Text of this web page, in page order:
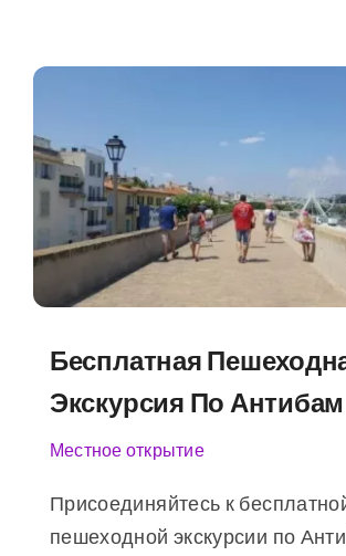
Бесплатная
Экскурсия По Антибам
Местное открытие
Присоединяйтесь к
пешеходной экскурсии по